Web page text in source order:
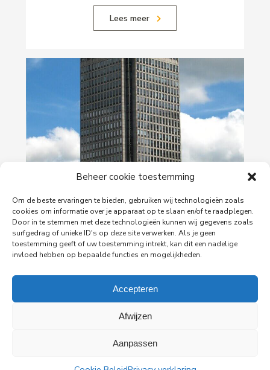
Beheer cookie toestemming
Om de beste ervaringen te bieden, gebruiken wij technologieën zoals
cookies om informatie over je apparaat op te slaan en/of te raadplegen.
Door in te stemmen met deze technologieën kunnen wij gegevens zoals
surfgedrag of unieke ID's op deze site verwerken. Als je geen
toestemming geeft of uw toestemming intrekt, kan dit een nadelige
invloed hebben op bepaalde functies en mogelijkheden.
Accepteren
Afwijzen
Aanpassen
Lees meer
29-06-2026
de Rembrandttoren in Amsterdam
PingProperties heeft haar hoofdkantoor gevestigd
in de Rembrandttoren (Rembrandt Tower), het
iconische gebouw aan het Amstelplein in